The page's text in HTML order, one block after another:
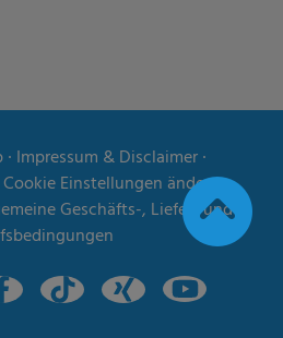
∙ Impressum & Disclaimer∙
Cookie Einstellungen ändern∙
Geschäfts-, Liefer- und